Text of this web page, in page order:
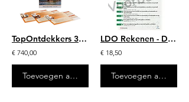
TopOntdekkers 3/4 - mappenset
€ 740,00
Toevoegen aan winkelwagen
LDO Rekenen - Doelenposters - Automatiseren
€ 18,50
Toevoegen aan